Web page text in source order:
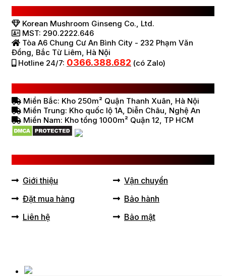
Korean Mushroom Ginseng Co., Ltd.
MST: 290.2222.646
Tòa A6 Chung Cư An Bình City - 232 Phạm Văn
Đồng, Bắc Từ Liêm, Hà Nội
Hotline 24/7: 0366.388.682 (có Zalo)
Miền Bắc: Kho 250m² Quận Thanh Xuân, Hà Nội
Miền Trung: Kho quốc lộ 1A, Diễn Châu, Nghệ An
Miền Nam: Kho tổng 1000m² Quận 12, TP HCM
Giới thiệu
Đặt mua hàng
Liên hệ
Vận chuyển
Bảo hành
Bảo mật